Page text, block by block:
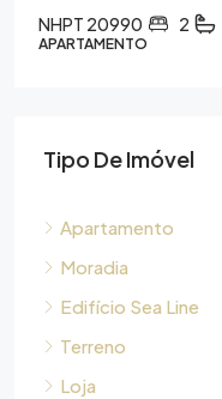
NHPT 20990 2
APARTAMENTO
Tipo De Imóvel
Apartamento
Moradia
Edifício Sea Line
Terreno
Loja